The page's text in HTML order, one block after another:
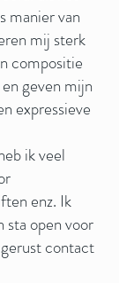
manier van
mij sterk
compositie
geven mijn
expressieve
ik veel
enz. Ik
sta open voor
contact